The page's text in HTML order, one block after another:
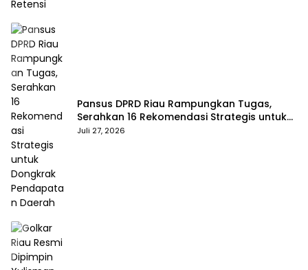
Pansus DPRD Riau Rampungkan Tugas,
Serahkan 16 Rekomendasi Strategis untuk
Dongkrak Pendapatan Daerah
Juli 27, 2026